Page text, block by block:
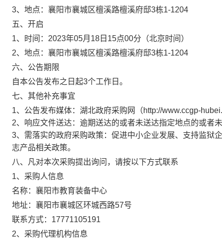
3、地点： 襄阳市襄城区檀溪路檀溪府邸3栋1-1204
五、开启
1、时间： 2023年05月18日15点00分 （北京时间）
2、地点： 襄阳市襄城区檀溪路檀溪府邸3栋1-1204
六、公告期限
自本公告发布之日起3个工作日。
七、其他补充事宜
1、公告发布媒体：湖北政府采购网（http://www.ccgp-
2、响应文件送达：逾期送达的或者未送达指定地点的或者
3、需落实的政府采购政策：促进中小企业发展、支持监狱
志产品相关政策。
八、凡对本次采购提出询问，请按以下方式联系
1、采购人信息
名称： 襄阳市教育装备中心
地址： 襄阳市襄城区环城西路57号
联系方式： 17771105191
2、采购代理机构信息